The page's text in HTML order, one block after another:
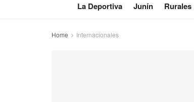
La Deportiva Junín Rurales
Home Internacionales